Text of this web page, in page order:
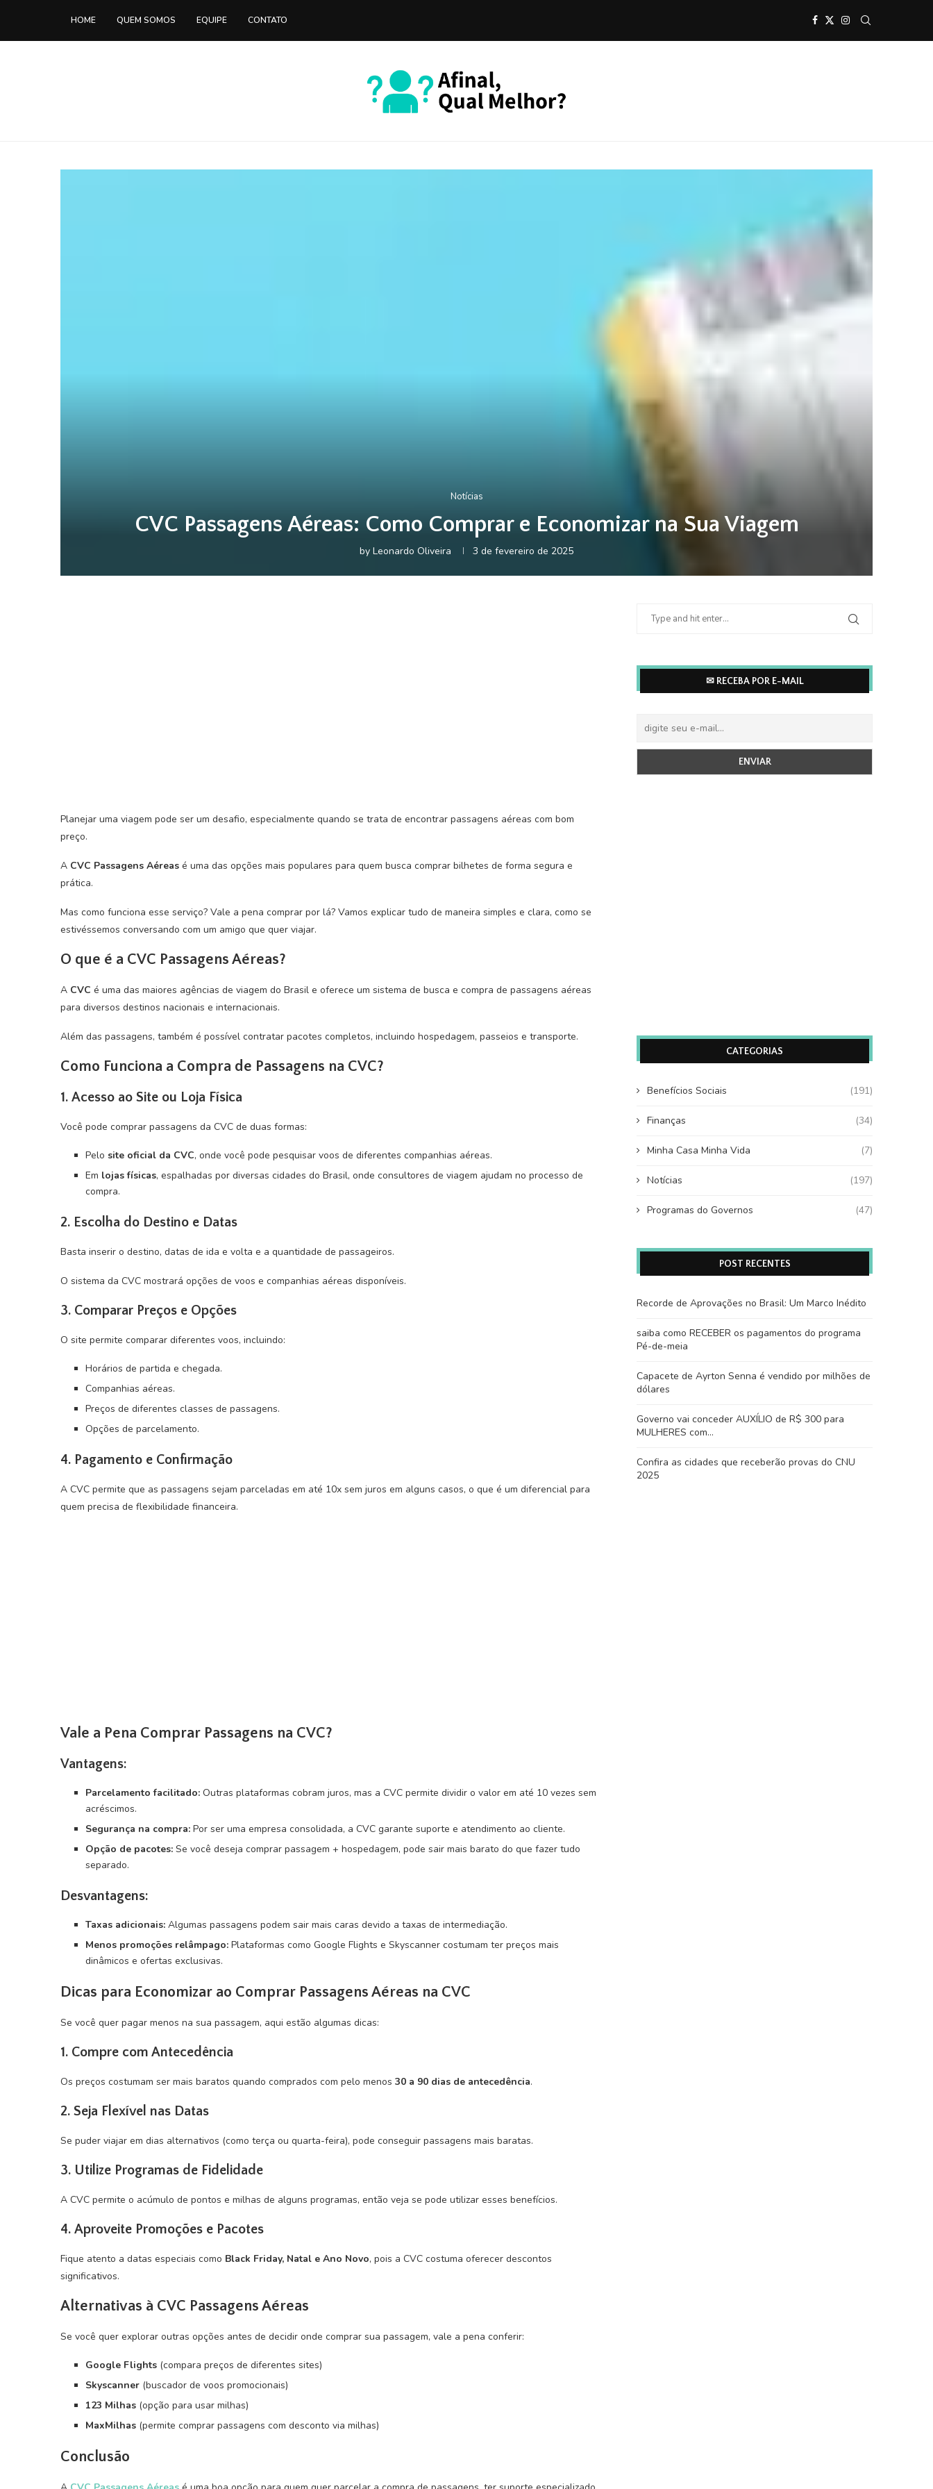
HOME QUEM SOMOS EQUIPE CONTATO
Notícias
CVC Passagens Aéreas: Como Comprar e Economizar na Sua Viagem
by Leonardo Oliveira 3 de fevereiro de 2025
Planejar uma viagem pode ser um desafio, especialmente quando se trata de encontrar passagens aéreas com bom
preço.
A CVC Passagens Aéreas é uma das opções mais populares para quem busca comprar bilhetes de forma segura e
prática.
Mas como funciona esse serviço? Vale a pena comprar por lá? Vamos explicar tudo de maneira simples e clara, como se
estivéssemos conversando com um amigo que quer viajar.
O que é a CVC Passagens Aéreas?
A CVC é uma das maiores agências de viagem do Brasil e oferece um sistema de busca e compra de passagens aéreas
para diversos destinos nacionais e internacionais.
Além das passagens, também é possível contratar pacotes completos, incluindo hospedagem, passeios e transporte.
Como Funciona a Compra de Passagens na CVC?
1. Acesso ao Site ou Loja Física
Você pode comprar passagens da CVC de duas formas:
Pelo site oficial da CVC, onde você pode pesquisar voos de diferentes companhias aéreas.
Em lojas físicas, espalhadas por diversas cidades do Brasil, onde consultores de viagem ajudam no processo de
compra.
2. Escolha do Destino e Datas
Basta inserir o destino, datas de ida e volta e a quantidade de passageiros.
O sistema da CVC mostrará opções de voos e companhias aéreas disponíveis.
3. Comparar Preços e Opções
O site permite comparar diferentes voos, incluindo:
Horários de partida e chegada.
Companhias aéreas.
Preços de diferentes classes de passagens.
Opções de parcelamento.
4. Pagamento e Confirmação
A CVC permite que as passagens sejam parceladas em até 10x sem juros em alguns casos, o que é um diferencial para
quem precisa de flexibilidade financeira.
Vale a Pena Comprar Passagens na CVC?
Vantagens:
Parcelamento facilitado: Outras plataformas cobram juros, mas a CVC permite dividir o valor em até 10 vezes sem
acréscimos.
Segurança na compra: Por ser uma empresa consolidada, a CVC garante suporte e atendimento ao cliente.
Opção de pacotes: Se você deseja comprar passagem + hospedagem, pode sair mais barato do que fazer tudo
separado.
Desvantagens:
Taxas adicionais: Algumas passagens podem sair mais caras devido a taxas de intermediação.
Menos promoções relâmpago: Plataformas como Google Flights e Skyscanner costumam ter preços mais
dinâmicos e ofertas exclusivas.
Dicas para Economizar ao Comprar Passagens Aéreas na CVC
Se você quer pagar menos na sua passagem, aqui estão algumas dicas:
1. Compre com Antecedência
Os preços costumam ser mais baratos quando comprados com pelo menos 30 a 90 dias de antecedência.
2. Seja Flexível nas Datas
Se puder viajar em dias alternativos (como terça ou quarta-feira), pode conseguir passagens mais baratas.
3. Utilize Programas de Fidelidade
A CVC permite o acúmulo de pontos e milhas de alguns programas, então veja se pode utilizar esses benefícios.
4. Aproveite Promoções e Pacotes
Fique atento a datas especiais como Black Friday, Natal e Ano Novo, pois a CVC costuma oferecer descontos
significativos.
Alternativas à CVC Passagens Aéreas
Se você quer explorar outras opções antes de decidir onde comprar sua passagem, vale a pena conferir:
Google Flights (compara preços de diferentes sites)
Skyscanner (buscador de voos promocionais)
123 Milhas (opção para usar milhas)
MaxMilhas (permite comprar passagens com desconto via milhas)
Conclusão
✉ RECEBA POR E-MAIL
CATEGORIAS
Benefícios Sociais (191)
Finanças (34)
Minha Casa Minha Vida (7)
Notícias (197)
Programas do Governos (47)
POST RECENTES
Recorde de Aprovações no Brasil: Um Marco Inédito
saiba como RECEBER os pagamentos do programa
Pé-de-meia
Capacete de Ayrton Senna é vendido por milhões de
dólares
Governo vai conceder AUXÍLIO de R$ 300 para
MULHERES com…
Confira as cidades que receberão provas do CNU
2025